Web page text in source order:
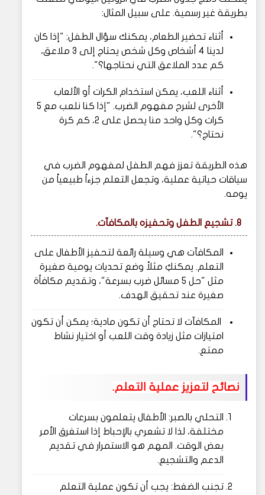
بطريقة غير رسمية. على سبيل المثال:
أثناء تحضير الطعام، يمكنك سؤال الطفل: "إذا كان
لدينا 4 أشخاص وكل شخص يحتاج إلى 3 ملاعق،
كم عدد الملاعق التي نحتاجها؟".
أثناء اللعب، يمكن استخدام الكرات أو الألعاب
الأخرى لشرح مفهوم الضرب. "إذا كنا نلعب مع 5
كرات وكل واحد منا يحصل على 2، كم كرة
نحتاج؟".
هذه الطريقة تعزز فهم الطفل لمفهوم الضرب في
سياقات حياتية عملية، وتجعل التعلم جزءاً طبيعياً من
يومه.
8. تشجيع الطفل وتحفيزه بالمكافآت.
المكافآت هي وسيلة رائعة لتحفيز الأطفال على
التعلم. يمكنكِ مثلاً وضع تحديات يومية صغيرة
مثل "حل 5 مسائل ضرب بسرعة"، وتقديم مكافأة
صغيرة عند تحقيق الهدف.
المكافآت لا تحتاج أن تكون مادية؛ يمكن أن تكون
امتيازات مثل زيادة وقت اللعب أو اختيار نشاط
ممتع.
نصائح لتعزيز عملية التعلم.
التحلي بالصبر: الأطفال يتعلمون بسرعات
مختلفة، لذا لا تشعري بالإحباط إذا استغرق الأمر
بعض الوقت. المهم هو الاستمرار في تقديم
الدعم والتشجيع.
تجنب الضغط: يجب أن تكون عملية التعلم